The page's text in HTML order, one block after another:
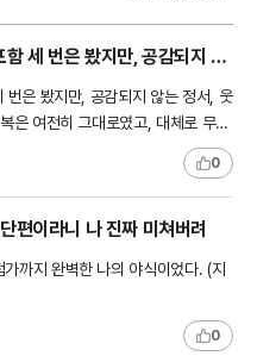
6.0/재미를 느껴보고자 띄엄띄엄 포함 세 번은 봤지만, 공감되지 않는 정서, 웃기 애매한 유머, 비슷한 대사..
은 봤지만, 공감되지 않는 정서, 웃
은 여전히 그대로였고, 대체로 무표
0
편이라니 나 진짜 미쳐버려
까지 완벽한 나의 야식이었다. (지
0